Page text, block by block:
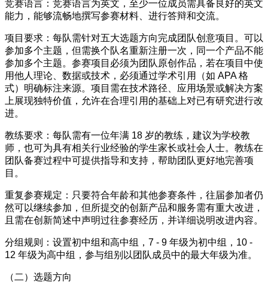
竞赛语言：竞赛语言为英文，至少一位成员需具备良好的英文
能力，能够流畅地撰写参赛材料、进行答辩和交流。
项目要求：每队需针对五大选题方向完成团队创意项目。可以
参加多个主题，但需换个队名重新注册一次，同一个产品不能
参加多个主题。参赛项目必须为团队原创作品，若在项目中使
用他人理论、数据或技术，必须通过学术引用（如 APA 格
式）明确标注来源。项目需在技术路径、应用场景或解决方案
上展现独特价值，允许在合理引用的基础上对已有研究进行改
进。
教练要求：每队需有一位年满 18 岁的教练，建议为学校教
师，也可为具有相关行业经验的学生家长或社会人士。教练在
团队备赛过程中可提供指导和支持，帮助团队更好地完善项
目。
重复参赛规定：只要符合年龄和其他参赛条件，往届参加者仍
然可以继续参加，但所提交的创新产品和服务需有重大改进，
且需在创新简述中声明过往参赛经历，并详细说明改进内容。
分组规则：设置初中组和高中组，7 - 9 年级为初中组，10 -
12 年级为高中组，参与组别以团队成员中的最大年级为准。
（二）选题方向